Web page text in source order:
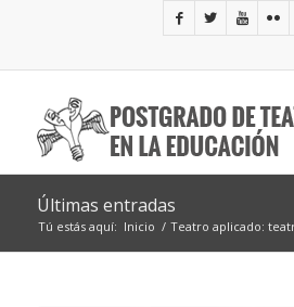
Últimas entradas
Tú estás aquí: Inicio / Teatro aplicado: